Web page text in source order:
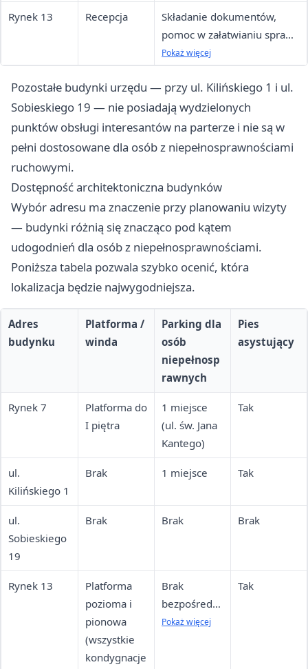
znaczną
niepełnosprawnością
ruchową
Rynek 13 Recepcja
Składanie dokumentów,
pomoc w załatwianiu spraw,
asysta przy platformie
Pokaż więcej
Pozostałe budynki urzędu — przy ul. Kilińskiego 1 i ul.
Sobieskiego 19 — nie posiadają wydzielonych
punktów obsługi interesantów na parterze i nie są w
pełni dostosowane dla osób z niepełnosprawnościami
ruchowymi.
Dostępność architektoniczna budynków
Wybór adresu ma znaczenie przy planowaniu wizyty
— budynki różnią się znacząco pod kątem
udogodnień dla osób z niepełnosprawnościami.
Poniższa tabela pozwala szybko ocenić, która
lokalizacja będzie najwygodniejsza.
Adres
budynku
Platforma /
winda
Parking dla
osób
niepełnosp
rawnych
Pies
asystujący
Rynek 7
Platforma do
I piętra
1 miejsce
(ul. św. Jana
Kantego)
Tak
ul.
Kilińskiego 1
Brak 1 miejsce Tak
ul.
Sobieskiego
19
Brak Brak Brak
Rynek 13
Platforma
pozioma i
pionowa
(wszystkie
kondygnacje
Brak
bezpośredni
o przed
Pokaż więcej
Tak